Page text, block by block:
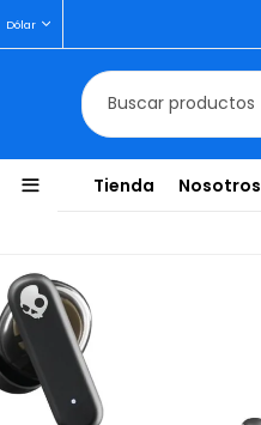
Dólar
Tienda Nosotros